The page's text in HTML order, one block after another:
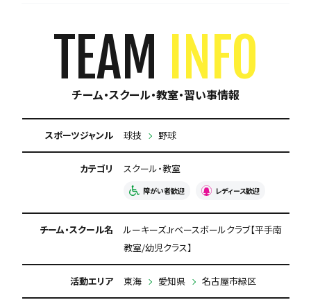
月謝が10,000円以下 今なら入会金無料
初回購入品あり 保護者の当番なし
TEAM INFO
チーム・スクール・教室・習い事情報
スポーツジャンル 球技 野球
カテゴリ スクール・教室
障がい者歓迎 レディース歓迎
チーム・スクール名
ルーキーズJrベースボールクラブ【平手南
教室/幼児クラス】
活動エリア 東海 愛知県 名古屋市緑区